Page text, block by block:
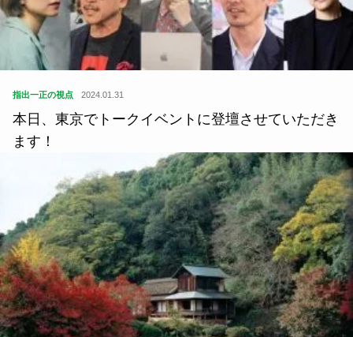
指出一正の視点 2024.01.31
本日、東京でトークイベントに登壇させていただき
ます！